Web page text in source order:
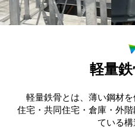
軽量
軽量鉄骨とは、薄い鋼材を
住宅・共同住宅・倉庫・外
ている構